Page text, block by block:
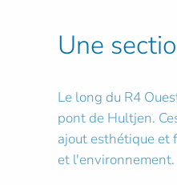
Une
Le long du R4
pont de Hultjen.
ajout esthétique et
et l'environnement.